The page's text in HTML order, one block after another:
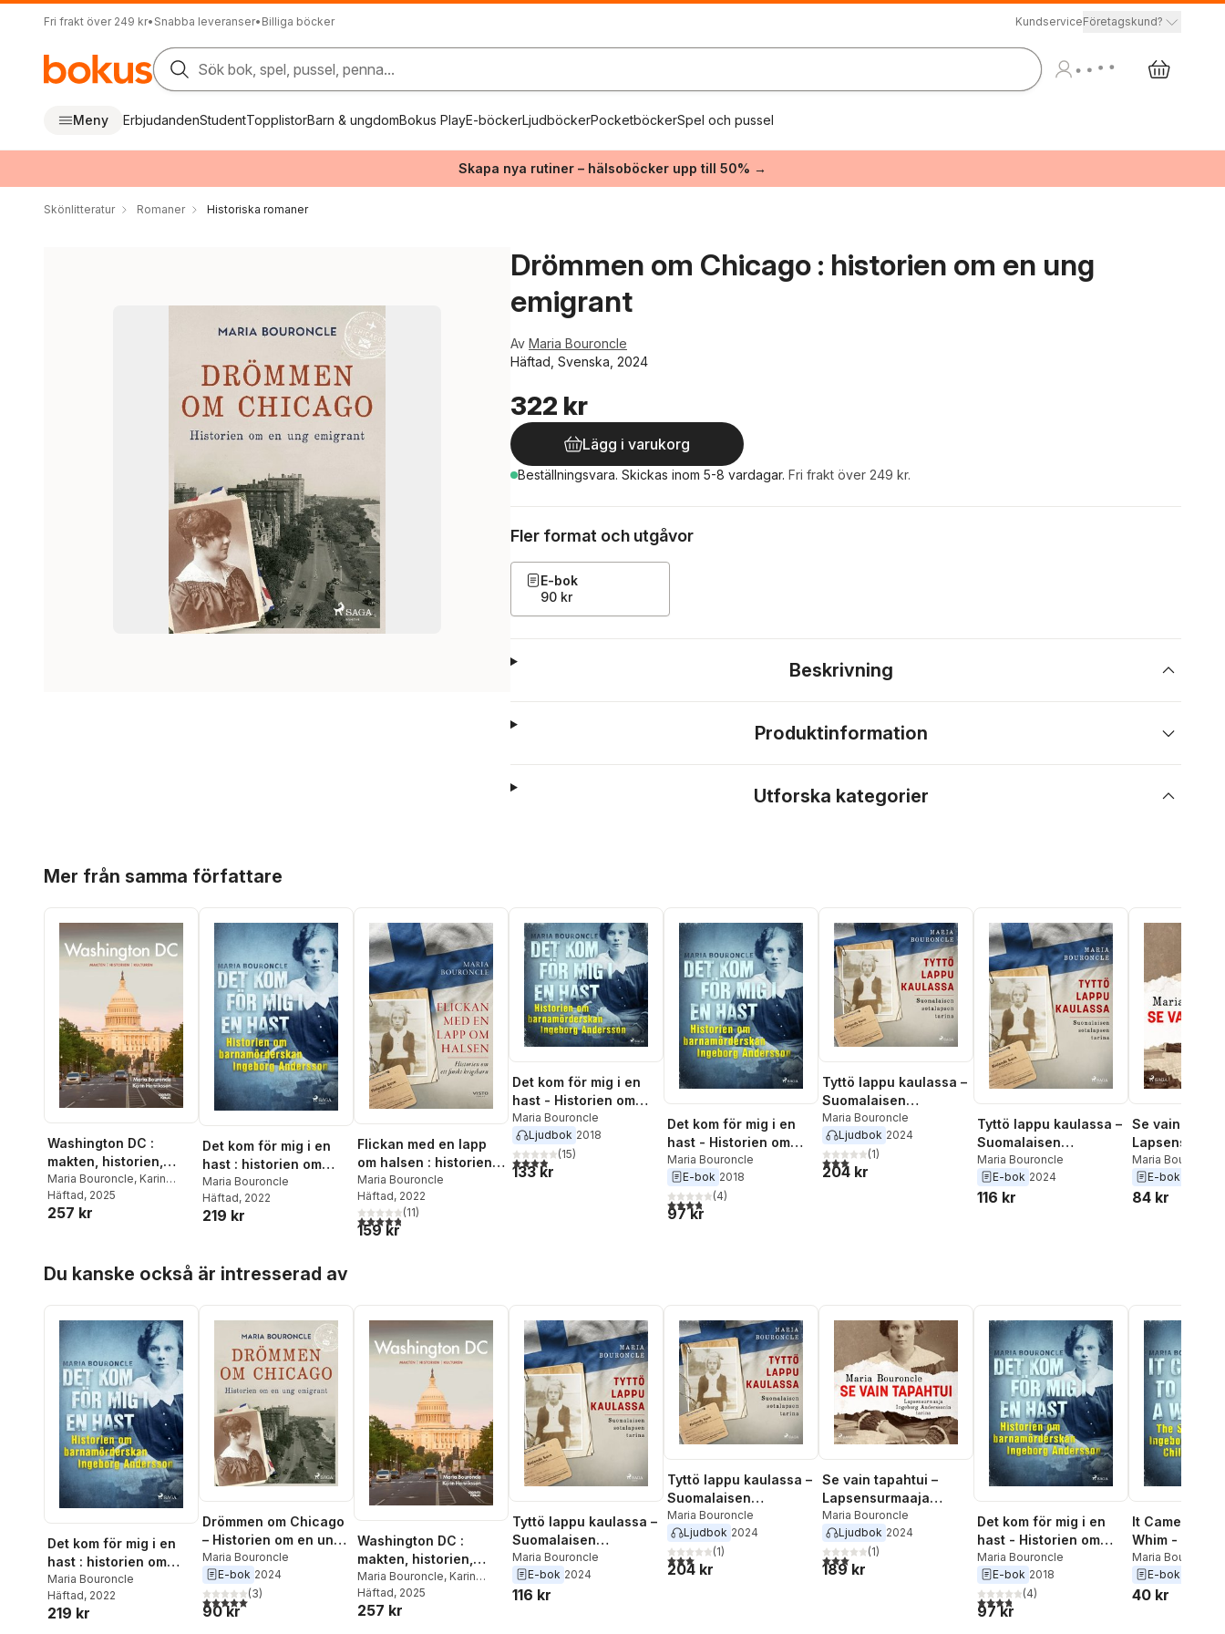
Fri frakt över 249 kr• Snabba leveranser• Billiga böcker KundserviceFöretagskund?
Sök bok, spel, pussel, penna...
Meny ErbjudandenStudentTopplistorBarn & ungdomBokus PlayE-böckerLjudböckerPocketböckerSpel och pussel
Skapa nya rutiner – hälsoböcker upp till 50% →
Skönlitteratur Romaner Historiska romaner
Drömmen om Chicago : historien om en ung
emigrant
Av Maria Bouroncle
Häftad, Svenska, 2024
322 kr
Lägg i varukorg
Beställningsvara. Skickas inom 5-8 vardagar. Fri frakt över 249 kr.
Fler format och utgåvor
E-bok
90 kr
Beskrivning
Produktinformation
Utforska kategorier
Mer från samma författare
Washington DC :
makten, historien,
kulturen
Maria Bouroncle, Karin
Henriksson
Häftad, 2025
257 kr
Det kom för mig i en
hast : historien om
barnamörderskan
Ingeborg Andersson
Maria Bouroncle
Häftad, 2022
219 kr
Flickan med en lapp
om halsen : historien
om ett finskt krigsbarn
Maria Bouroncle
Häftad, 2022
4,8utav 5 stjärnor. Totalt antal röster:
(11)
159 kr
Det kom för mig i en
hast - Historien om
barnamörderskan
Ingeborg Andersson
Maria Bouroncle
Ljudbok 2018
3,9utav 5 stjärnor. Totalt antal röster:
(15)
133 kr
Det kom för mig i en
hast - Historien om
barnamörderskan
Ingeborg Andersson
Maria Bouroncle
E-bok 2018
3,8utav 5 stjärnor. Totalt antal röster:
(4)
97 kr
Tyttö lappu kaulassa –
Suomalaisen
sotalapsen tarina
Maria Bouroncle
Ljudbok 2024
3,0utav 5 stjärnor. Totalt antal röster:
(1)
204 kr
Tyttö lappu kaulassa –
Suomalaisen
sotalapsen tarina
Maria Bouroncle
E-bok 2024
116 kr
Se vain
Ingeborg
tarina
Maria Bouroncle
E-bok
84 kr
Du kanske också är intresserad av
Det kom för mig i en
hast : historien om
barnamörderskan
Ingeborg Andersson
Maria Bouroncle
Häftad, 2022
219 kr
Drömmen om Chicago
– Historien om en ung
emigrant
Maria Bouroncle
E-bok 2024
5,0utav 5 stjärnor. Totalt antal röster:
(3)
90 kr
Washington DC :
makten, historien,
kulturen
Maria Bouroncle, Karin
Henriksson
Häftad, 2025
257 kr
Tyttö lappu kaulassa –
Suomalaisen
sotalapsen tarina
Maria Bouroncle
E-bok 2024
116 kr
Tyttö lappu kaulassa –
Suomalaisen
sotalapsen tarina
Maria Bouroncle
Ljudbok 2024
3,0utav 5 stjärnor. Totalt antal röster:
(1)
204 kr
Se vain tapahtui –
Lapsensurmaaja
Ingeborg Anderssonin
tarina
Maria Bouroncle
Ljudbok 2024
3,0utav 5 stjärnor. Totalt antal röster:
(1)
189 kr
Det kom för mig i en
hast - Historien om
barnamörderskan
Ingeborg Andersson
Maria Bouroncle
E-bok 2018
3,8utav 5 stjärnor. Totalt antal röster:
(4)
97 kr
It Came to Me
Whim - The
Ingeborg
Child
Maria Bouroncle
E-bok
40 kr